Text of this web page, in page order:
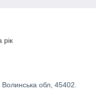
рік
обл, 45402.